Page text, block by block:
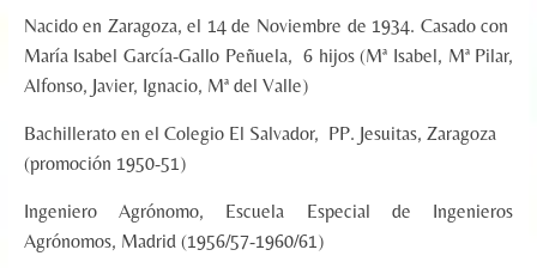
Nacido en Zaragoza, el 14 de Noviembre de 1934. Casado con
María Isabel García-Gallo Peñuela, 6 hijos (Mª Isabel, Mª Pilar,
Alfonso, Javier, Ignacio, Mª del Valle)
Bachillerato en el Colegio El Salvador, PP. Jesuitas, Zaragoza
(promoción 1950-51)
Ingeniero Agrónomo, Escuela Especial de Ingenieros
Agrónomos, Madrid (1956/57-1960/61)